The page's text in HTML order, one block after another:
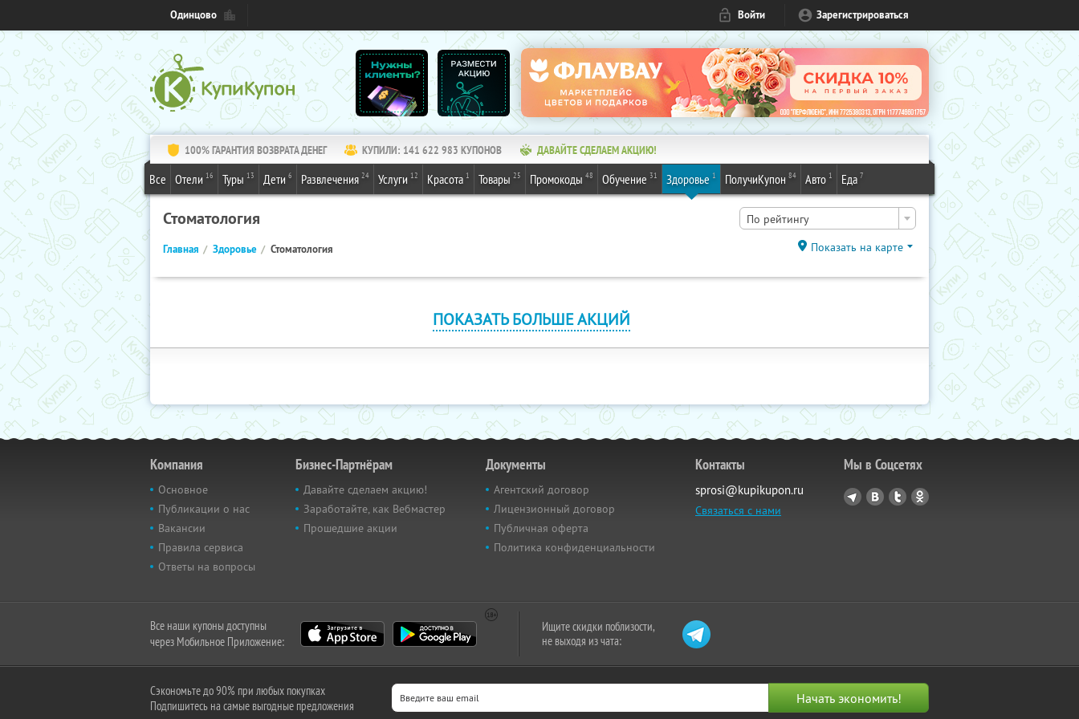
Одинцово Войти Зарегистрироваться
100% ГАРАНТИЯ ВОЗВРАТА ДЕНЕГ КУПИЛИ: 141 622 983 КУПОНОВ ДАВАЙТЕ СДЕЛАЕМ АКЦИЮ!
Все Отели 16 Туры 13 Дети 6 Развлечения 24 Услуги 12 Красота 1 Товары 25 Промокоды 48 Обучение 31 Здоровье 1 ПолучиКупон 84 Авто 1 Еда 7
Стоматология По рейтингу
Главная Здоровье Стоматология Показать на карте
ПОКАЗАТЬ БОЛЬШЕ АКЦИЙ
Компания
Основное
Публикации о нас
Вакансии
Правила сервиса
Ответы на вопросы
Бизнес-Партнёрам
Давайте сделаем акцию!
Заработайте, как Вебмастер
Прошедшие акции
Документы
Агентский договор
Лицензионный договор
Публичная оферта
Политика конфиденциальности
Контакты
sprosi@kupikupon.ru
Связаться с нами
Мы в Соцсетях
Все наши купоны доступны
через Мобильное Приложение:
Ищите скидки поблизости,
не выходя из чата:
Сэкономьте до 90% при любых покупках
Подпишитесь на самые выгодные предложения